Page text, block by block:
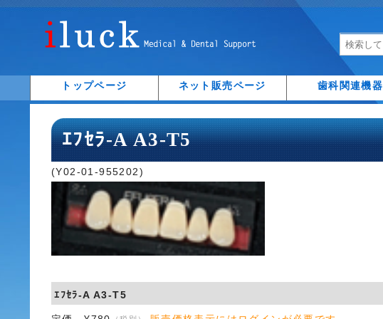
トップページ ネット販売ページ 歯科関連機器
ｴﾌｾﾗ-A A3-T5
(Y02-01-955202)
ｴﾌｾﾗ-A A3-T5